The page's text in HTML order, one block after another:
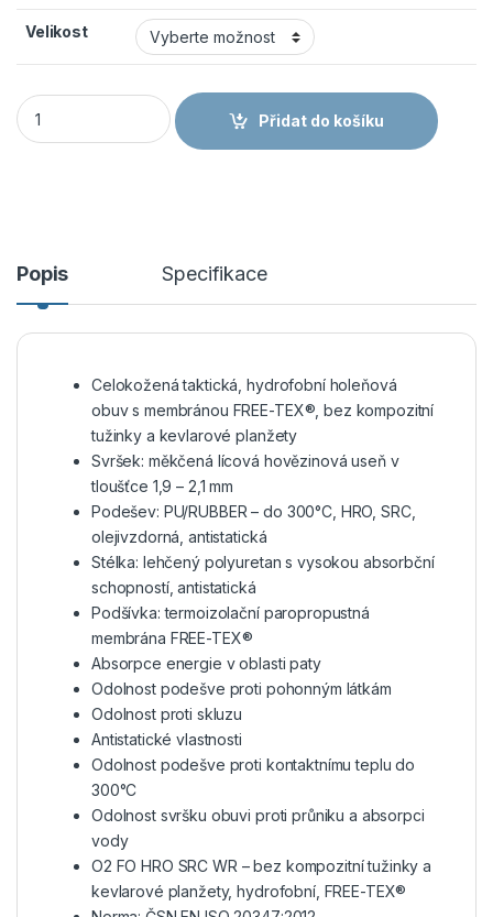
Velikost
VM Footwear obuv MILANO 6480-O2 HRO SRC holeňová
Přidat do košíku
Popis Specifikace
Celokožená taktická, hydrofobní holeňová
obuv s membránou FREE-TEX®, bez kompozitní
tužinky a kevlarové planžety
Svršek: měkčená lícová hovězinová useň v
tloušťce 1,9 – 2,1 mm
Podešev: PU/RUBBER – do 300°C, HRO, SRC,
olejivzdorná, antistatická
Stélka: lehčený polyuretan s vysokou absorbční
schopností, antistatická
Podšívka: termoizolační paropropustná
membrána FREE-TEX®
Absorpce energie v oblasti paty
Odolnost podešve proti pohonným látkám
Odolnost proti skluzu
Antistatické vlastnosti
Odolnost podešve proti kontaktnímu teplu do
300°C
Odolnost svršku obuvi proti průniku a absorpci
vody
O2 FO HRO SRC WR – bez kompozitní tužinky a
kevlarové planžety, hydrofobní, FREE-TEX®